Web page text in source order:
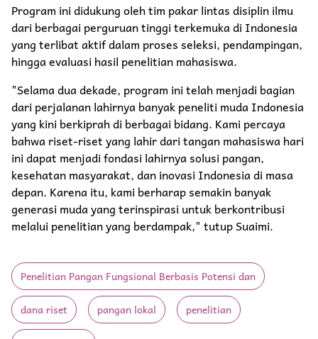
Program ini didukung oleh tim pakar lintas disiplin ilmu
dari berbagai perguruan tinggi terkemuka di Indonesia
yang terlibat aktif dalam proses seleksi, pendampingan,
hingga evaluasi hasil penelitian mahasiswa.
"Selama dua dekade, program ini telah menjadi bagian
dari perjalanan lahirnya banyak peneliti muda Indonesia
yang kini berkiprah di berbagai bidang. Kami percaya
bahwa riset-riset yang lahir dari tangan mahasiswa hari
ini dapat menjadi fondasi lahirnya solusi pangan,
kesehatan masyarakat, dan inovasi Indonesia di masa
depan. Karena itu, kami berharap semakin banyak
generasi muda yang terinspirasi untuk berkontribusi
melalui penelitian yang berdampak," tutup Suaimi.
Penelitian Pangan Fungsional Berbasis Potensi dan
dana riset pangan lokal penelitian